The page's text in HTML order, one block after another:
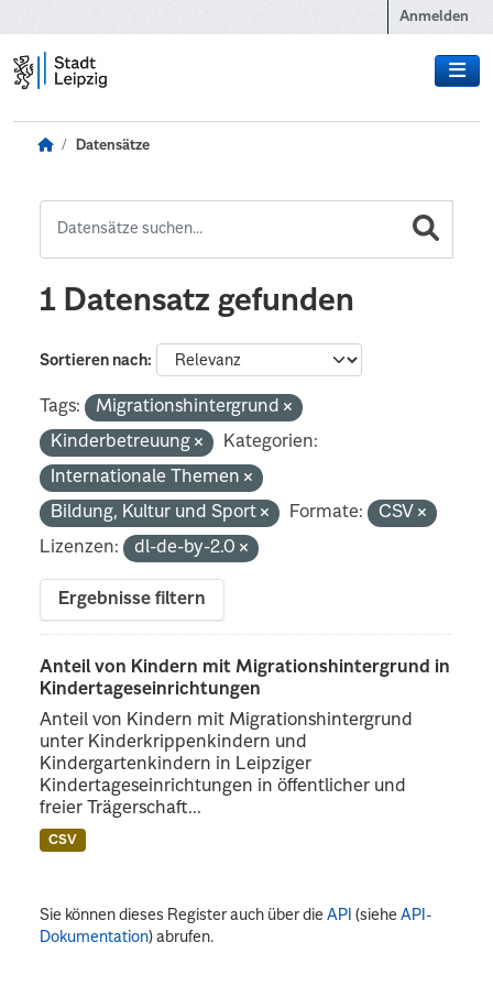
Anmelden
Datensätze
1 Datensatz gefunden
Sortieren nach
Tags:
Migrationshintergrund
Kinderbetreuung
Kategorien:
Internationale Themen
Bildung, Kultur und Sport
Formate:
CSV
Lizenzen:
dl-de-by-2.0
Ergebnisse filtern
Anteil von Kindern mit Migrationshintergrund in
Kindertageseinrichtungen
Anteil von Kindern mit Migrationshintergrund
unter Kinderkrippenkindern und
Kindergartenkindern in Leipziger
Kindertageseinrichtungen in öffentlicher und
freier Trägerschaft...
CSV
Sie können dieses Register auch über dieAPI (sieheAPI-
Dokumentation) abrufen.